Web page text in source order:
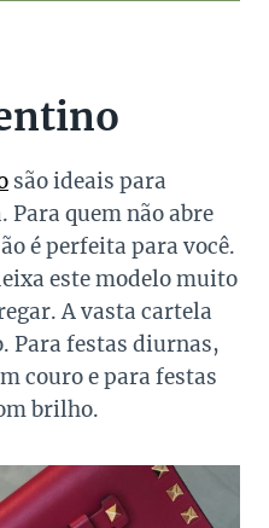
são ideais para
quem não abre
é perfeita para você.
este modelo muito
A vasta cartela
Para festas diurnas,
couro e para festas
brilho.